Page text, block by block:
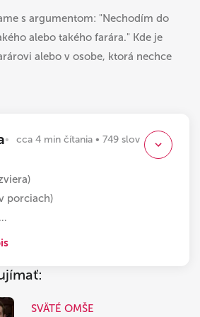
s argumentom: "Nechodím do
alebo takého farára." Kde je
alebo v osobe, ktorá nechce
cca 4 min čítania • 749 slov
porciach)
…
SVÄTÉ OMŠE